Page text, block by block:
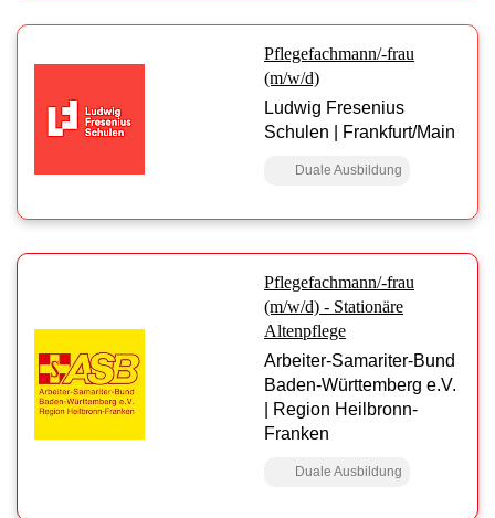
Pflegefachmann/-frau
(m/w/d)
Ludwig Fresenius
Schulen | Frankfurt/Main
Duale Ausbildung
Pflegefachmann/-frau
(m/w/d) - Stationäre
Altenpflege
Arbeiter-Samariter-Bund
Baden-Württemberg e.V.
| Region Heilbronn-
Franken
Duale Ausbildung